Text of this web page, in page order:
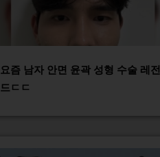
요즘 남자 안면 윤곽 성형 수술 레전
드ㄷㄷ